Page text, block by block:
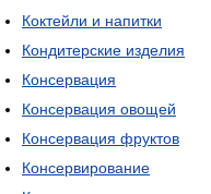
Коктейли и напитки
Кондитерские изделия
Консервация
Консервация овощей
Консервация фруктов
Консервирование